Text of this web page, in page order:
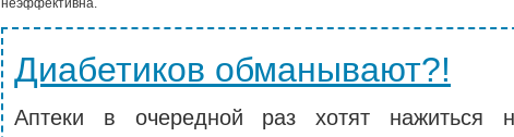
неэффективна.
Диабетиков обманывают?!
Аптеки в очередной раз хотят нажиться